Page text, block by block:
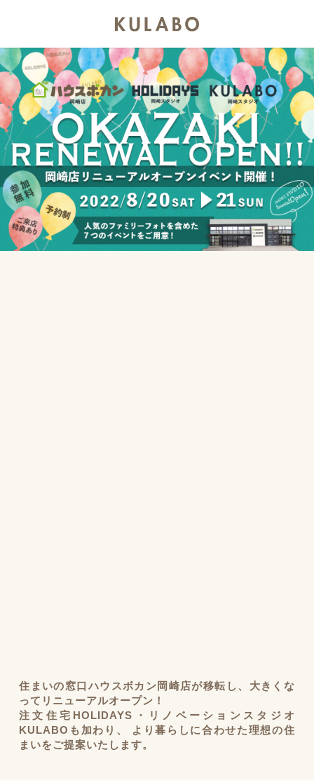
住まいの窓口ハウスボカン岡崎店が移転し、 大きくな
ってリニューアルオープン！
注文住宅HOLIDAYS・リノベーションスタジオ
KULABOも加わり、
より暮らしに合わせた理想の住
まいをご提案いたします。